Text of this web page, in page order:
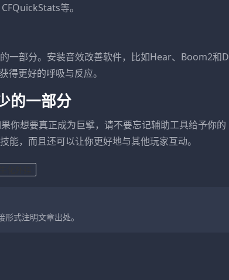
等。
一部分。安装音效改善软件，比如Hear、Boom2和D
得更好的呼吸与反应。
的一部分
你想要真正成为巨擘，请不要忘记辅助工具给予你的
，而且还可以让你更好地与其他玩家互动。
式注明文章出处。